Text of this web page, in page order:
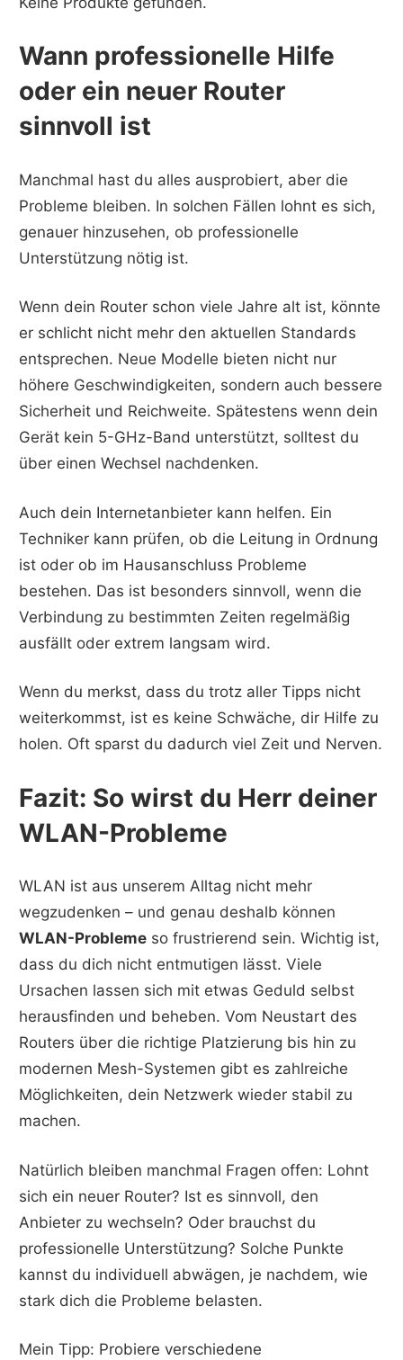
Wann professionelle Hilfe
oder ein neuer Router
sinnvoll ist
Manchmal hast du alles ausprobiert, aber die
Probleme bleiben. In solchen Fällen lohnt es sich,
genauer hinzusehen, ob professionelle
Unterstützung nötig ist.
Wenn dein Router schon viele Jahre alt ist, könnte
er schlicht nicht mehr den aktuellen Standards
entsprechen. Neue Modelle bieten nicht nur
höhere Geschwindigkeiten, sondern auch bessere
Sicherheit und Reichweite. Spätestens wenn dein
Gerät kein 5-GHz-Band unterstützt, solltest du
über einen Wechsel nachdenken.
Auch dein Internetanbieter kann helfen. Ein
Techniker kann prüfen, ob die Leitung in Ordnung
ist oder ob im Hausanschluss Probleme
bestehen. Das ist besonders sinnvoll, wenn die
Verbindung zu bestimmten Zeiten regelmäßig
ausfällt oder extrem langsam wird.
Wenn du merkst, dass du trotz aller Tipps nicht
weiterkommst, ist es keine Schwäche, dir Hilfe zu
holen. Oft sparst du dadurch viel Zeit und Nerven.
Fazit: So wirst du Herr deiner
WLAN-Probleme
WLAN ist aus unserem Alltag nicht mehr
wegzudenken – und genau deshalb können
WLAN-Probleme so frustrierend sein. Wichtig ist,
dass du dich nicht entmutigen lässt. Viele
Ursachen lassen sich mit etwas Geduld selbst
herausfinden und beheben. Vom Neustart des
Routers über die richtige Platzierung bis hin zu
modernen Mesh-Systemen gibt es zahlreiche
Möglichkeiten, dein Netzwerk wieder stabil zu
machen.
Natürlich bleiben manchmal Fragen offen: Lohnt
sich ein neuer Router? Ist es sinnvoll, den
Anbieter zu wechseln? Oder brauchst du
professionelle Unterstützung? Solche Punkte
kannst du individuell abwägen, je nachdem, wie
stark dich die Probleme belasten.
Mein Tipp: Probiere verschiedene